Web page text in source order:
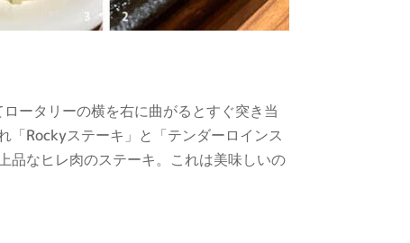
ータリーの横を右に曲がるとすぐ突き当
「Rockyステーキ」と「テンダーロインス
品なヒレ肉のステーキ。これは美味しいの